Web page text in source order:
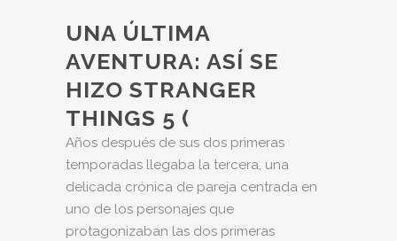
UNA ÚLTIMA
AVENTURA: ASÍ SE
HIZO STRANGER
THINGS 5 (
Años después de sus dos primeras
temporadas llegaba la tercera, una
delicada crónica de pareja centrada en
uno de los personajes que
protagonizaban las dos primeras